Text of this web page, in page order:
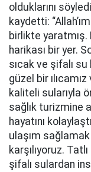
olduklarını
kaydetti:
birlikte yaratmış.
harikası bir yer.
sıcak ve şifalı
güzel bir
kaliteli sularıyla
sağlık turizmine
hayatını
ulaşım
karşılıyoruz.
şifalı sulardan